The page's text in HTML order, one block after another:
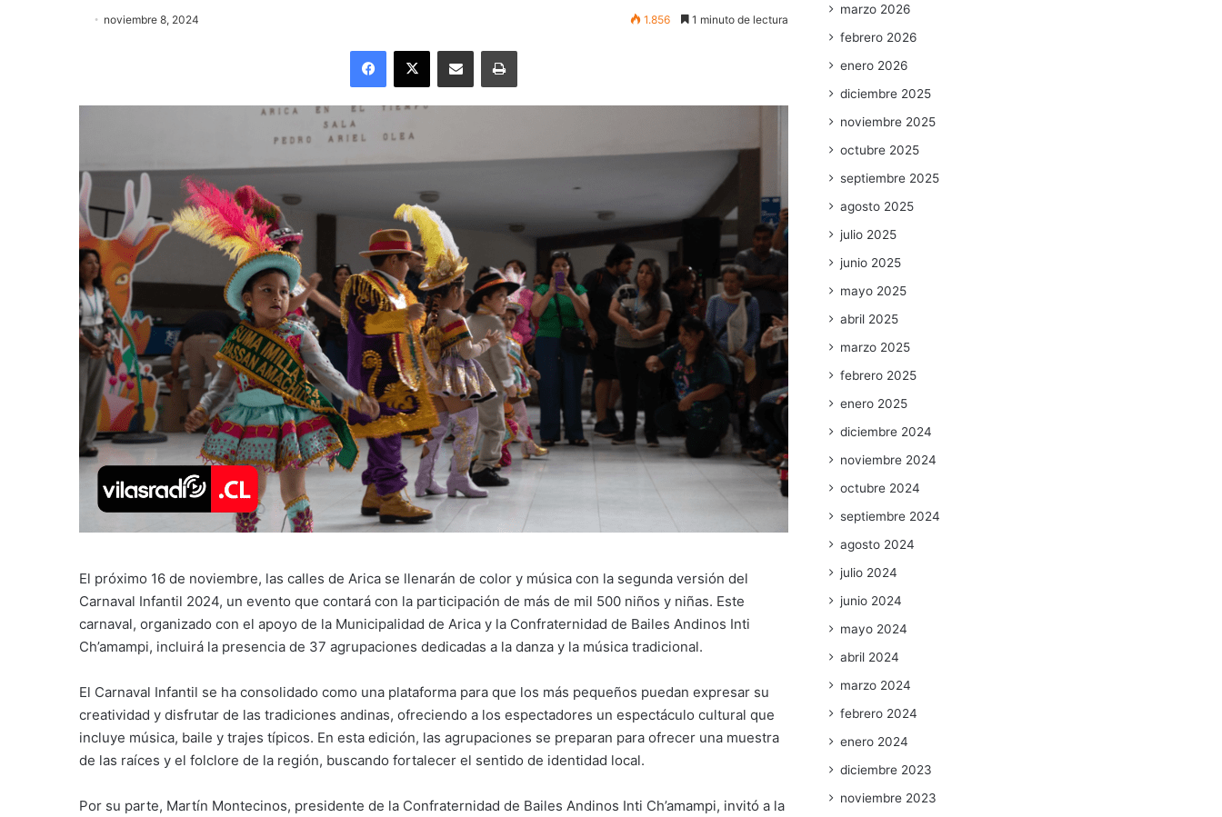
noviembre 8, 2024 1.856 1 minuto de lectura
Facebook
X Enviar vía email Imprimir
El próximo 16 de noviembre, las calles de Arica se llenarán de color y música con la segunda versión del
Carnaval Infantil 2024, un evento que contará con la participación de más de mil 500 niños y niñas. Este
carnaval, organizado con el apoyo de la Municipalidad de Arica y la Confraternidad de Bailes Andinos Inti
Ch’amampi, incluirá la presencia de 37 agrupaciones dedicadas a la danza y la música tradicional.
El Carnaval Infantil se ha consolidado como una plataforma para que los más pequeños puedan expresar su
creatividad y disfrutar de las tradiciones andinas, ofreciendo a los espectadores un espectáculo cultural que
incluye música, baile y trajes típicos. En esta edición, las agrupaciones se preparan para ofrecer una muestra
de las raíces y el folclore de la región, buscando fortalecer el sentido de identidad local.
Por su parte, Martín Montecinos, presidente de la Confraternidad de Bailes Andinos Inti Ch’amampi, invitó a la
marzo 2026
febrero 2026
enero 2026
diciembre 2025
noviembre 2025
octubre 2025
septiembre 2025
agosto 2025
julio 2025
junio 2025
mayo 2025
abril 2025
marzo 2025
febrero 2025
enero 2025
diciembre 2024
noviembre 2024
octubre 2024
septiembre 2024
agosto 2024
julio 2024
junio 2024
mayo 2024
abril 2024
marzo 2024
febrero 2024
enero 2024
diciembre 2023
noviembre 2023